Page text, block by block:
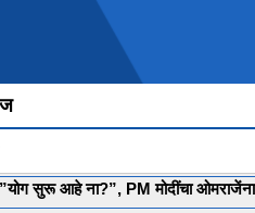
ना?”, PM मोदींचा ओमराजेंना खास